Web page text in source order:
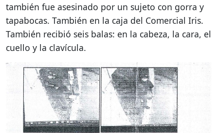
también fue asesinado por un sujeto con gorra y
tapabocas. También en la caja del Comercial Iris.
También recibió seis balas: en la cabeza, la cara, el
cuello y la clavícula.